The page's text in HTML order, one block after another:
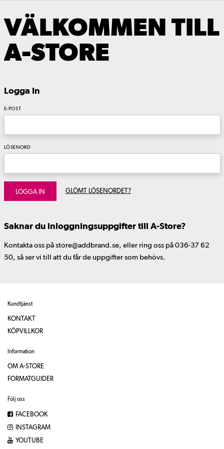
VÄLKOMMEN TILL
A-STORE
Logga In
E-POST
LÖSENORD
LOGGA IN GLÖMT LÖSENORDET?
Saknar du inloggningsuppgifter till A-Store?
Kontakta oss på store@addbrand.se, eller ring oss på 036-37 62
50, så ser vi till att du får de uppgifter som behövs.
Kundtjänst
KONTAKT
KÖPVILLKOR
Information
OM A-STORE
FORMATGUIDER
Följ oss
FACEBOOK
INSTAGRAM
YOUTUBE